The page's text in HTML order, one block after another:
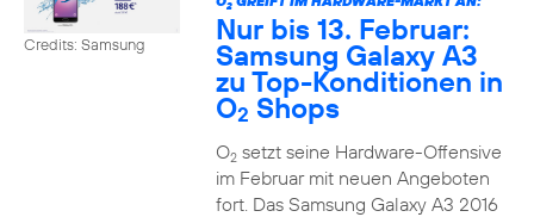
Credits: Samsung
2
Nur bis 13. Februar:
Samsung Galaxy A3
zu Top-Konditionen in
O2 Shops
O2setzt seine Hardware-Offensive
im Februar mit neuen Angeboten
fort. Das Samsung Galaxy A3 2016